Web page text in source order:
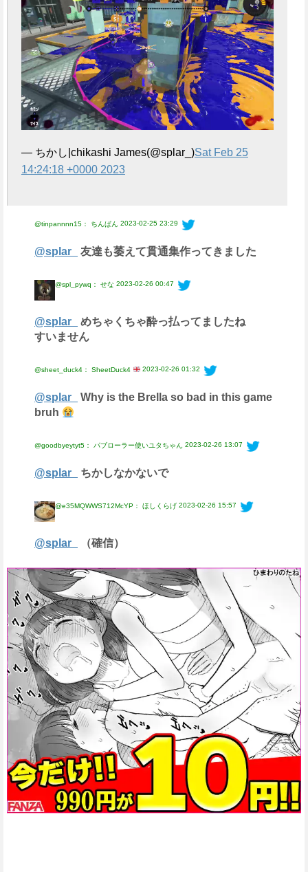
— ちかし|chikashi James(@splar_)Sat Feb 25
14:24:18 +0000 2023
@tinpannnn15： ちんぱん 2023-02-25 23:29
@splar_ 友達も萎えて貫通集作ってきました
@spl_pywq： せな 2023-02-26 00:47
@splar_
めちゃくちゃ酔っ払ってましたね
すいません
@sheet_duck4： SheetDuck4 2023-02-26 01:32
@splar_
Why is the Brella so bad in this game
bruh
@goodbyeytyt5： パブローラー使いユタちゃん 2023-02-26 13:07
@splar_ ちかしなかないで
@e35MQWWS712McYP： ほしくらげ 2023-02-26 15:57
@splar_ （確信）